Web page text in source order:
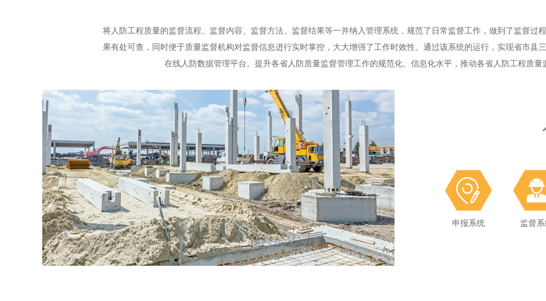
将人防工程质量的监督流程、监督内容、监督方法、监督结果等一并纳入管理系统，规范了日常监督工作，做到了监督过
果有处可查，同时便于质量监督机构对监督信息进行实时掌控，大大增强了工作时效性。通过该系统的运行，实现省市县
在线人防数据管理平台。提升各省人防质量监督管理工作的规范化、信息化水平，推动各省人防工程质量
申报系统
申报系统 监督
监督